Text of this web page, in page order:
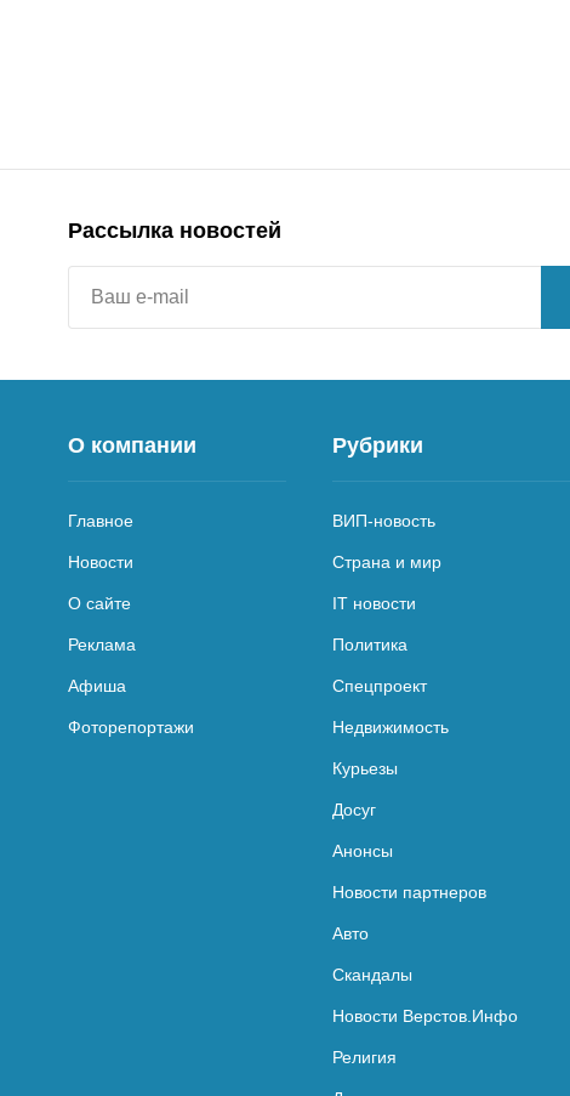
Рассылка новостей
О компании
Главное
Новости
О сайте
Реклама
Афиша
Фоторепортажи
Рубрики
ВИП-новость
Страна и мир
IT новости
Политика
Спецпроект
Недвижимость
Курьезы
Досуг
Анонсы
Новости партнеров
Авто
Скандалы
Новости Верстов.Инфо
Религия